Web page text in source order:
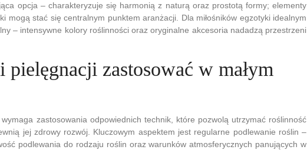
opcja – charakteryzuje się harmonią z naturą oraz prostotą formy; elementy
mogą stać się centralnym punktem aranżacji. Dla miłośników egzotyki idealnym
– intensywne kolory roślinności oraz oryginalne akcesoria nadadzą przestrzeni
pielęgnacji zastosować w małym
wymaga zastosowania odpowiednich technik, które pozwolą utrzymać roślinność
jej zdrowy rozwój. Kluczowym aspektem jest regularne podlewanie roślin –
podlewania do rodzaju roślin oraz warunków atmosferycznych panujących w